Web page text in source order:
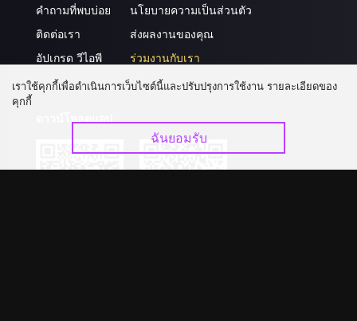
คำถามที่พบบ่อย
ติดต่อเรา
อัปเกรด วีไอพี
นโยบายความเป็นส่วนตัว
ส่งผลงานของคุณ
ร่วมงานกับเรา
เราใช้คุกกี้เพื่อดำเนินการเว็บไซต์นี้และปรับปรุงการใช้งาน รายละเอียดของ
คุกกี้
ฉันยอมรับ